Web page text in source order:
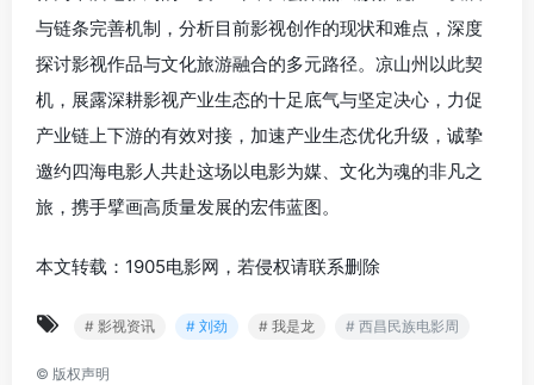
与链条完善机制，分析目前影视创作的现状和难点，深度
探讨影视作品与文化旅游融合的多元路径。凉山州以此契
机，展露深耕影视产业生态的十足底气与坚定决心，力促
产业链上下游的有效对接，加速产业生态优化升级，诚挚
邀约四海电影人共赴这场以电影为媒、文化为魂的非凡之
旅，携手擘画高质量发展的宏伟蓝图。
本文转载：1905电影网，若侵权请联系删除
# 影视资讯 # 刘劲 # 我是龙 # 西昌民族电影周
© 版权声明